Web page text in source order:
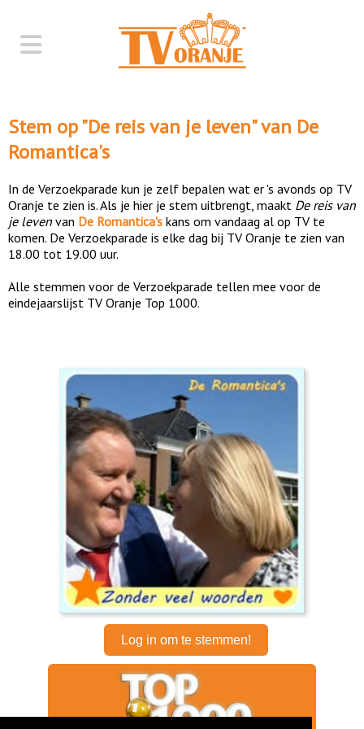
Stem op "De reis van je leven" van De
Romantica's
In de Verzoekparade kun je zelf bepalen wat er 's avonds op TV
Oranje te zien is. Als je hier je stem uitbrengt, maakt De reis van
je leven van De Romantica's kans om vandaag al op TV te
komen. De Verzoekparade is elke dag bij TV Oranje te zien van
18.00 tot 19.00 uur.
Alle stemmen voor de Verzoekparade tellen mee voor de
eindejaarslijst TV Oranje Top 1000.
Log in om te stemmen!